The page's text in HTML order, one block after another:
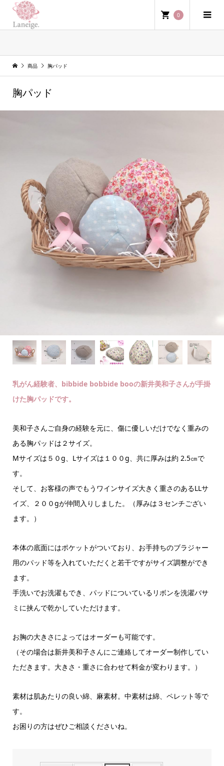
0
商品 胸パッド
胸パッド
乳がん経験者、bibbide bobbide booの新井美和子さんが手掛
けた胸パッドです。
美和子さんご自身の経験を元に、傷に優しいだけでなく重みの
ある胸パッドは２サイズ。
Mサイズは５０g、Lサイズは１００g、共に厚みは約 2.5㎝で
す。
そして、お客様の声でもうワインサイズ大きく重さのあるLLサ
イズ、２００gが仲間入りしました。（厚みは３センチござい
ます。）
本体の底面にはポケットがついており、お手持ちのブラジャー
用のパッド等を入れていただくと若干ですがサイズ調整ができ
ます。
手洗いでお洗濯もでき、パッドについているリボンを洗濯バサ
ミに挟んで乾かしていただけます。
お胸の大きさによってはオーダーも可能です。
（その場合は新井美和子さんにご連絡してオーダー制作してい
ただきます。大きさ・重さに合わせて料金が変わります。）
素材は肌あたりの良い綿、麻素材。中素材は綿、ペレット等で
す。
お困りの方はぜひご相談くださいね。